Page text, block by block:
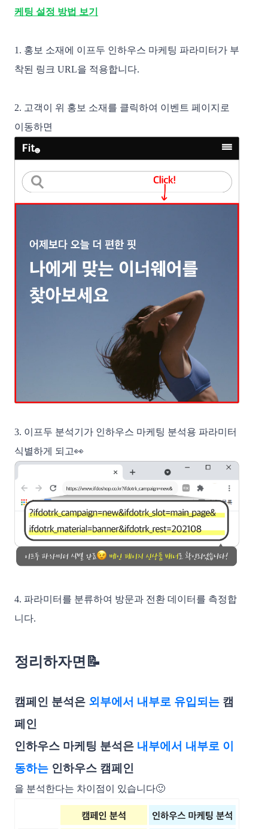
케팅 설정 방법 보기
1. 홍보 소재에 이프두 인하우스 마케팅 파라미터가 부
착된 링크 URL을 적용합니다.
2. 고객이 위 홍보 소재를 클릭하여 이벤트 페이지로
이동하면
3. 이프두 분석기가 인하우스 마케팅 분석용 파라미터
식별하게 되고👀
4. 파라미터를 분류하여 방문과 전환 데이터를 측정합
니다.
정리하자면📝
캠페인 분석은 외부에서 내부로 유입되는 캠
페인
인하우스 마케팅 분석은 내부에서 내부로 이
동하는 인하우스 캠페인
을 분석한다는 차이점이 있습니다🙂